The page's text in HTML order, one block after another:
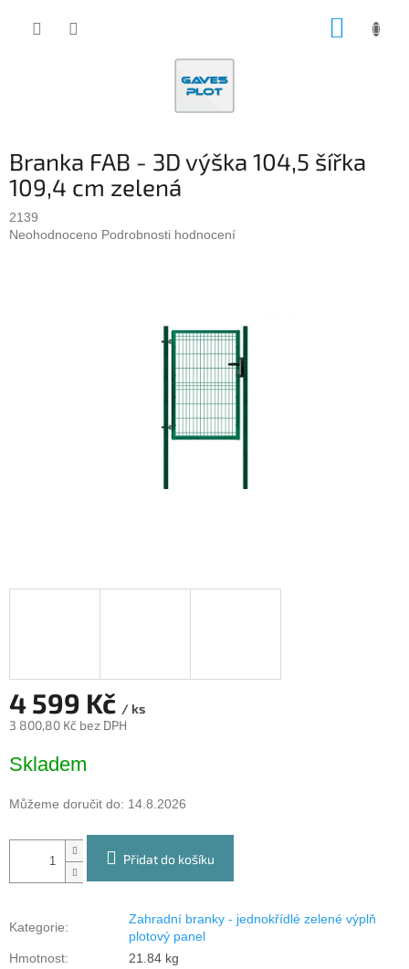
Branka FAB - 3D výška 104,5 šířka
109,4 cm zelená
2139
Průměrné
Neohodnoceno Podrobnosti hodnocení
4 599 Kč / ks
3 800,80 Kč bez DPH
cena:
Skladem
Můžeme doručit do: 14.8.2026
Přidat do košíku
Kategorie:
Zahradní branky - jednokřídlé zelené výplň
plotový panel
Hmotnost:
21.84 kg